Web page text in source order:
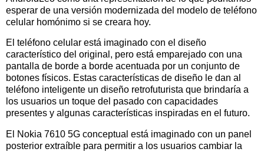
esperar de una versión modernizada del modelo de teléfono
celular homónimo si se creara hoy.
El teléfono celular está imaginado con el diseño
característico del original, pero está emparejado con una
pantalla de borde a borde acentuada por un conjunto de
botones físicos. Estas características de diseño le dan al
teléfono inteligente un diseño retrofuturista que brindaría a
los usuarios un toque del pasado con capacidades
presentes y algunas características inspiradas en el futuro.
El Nokia 7610 5G conceptual está imaginado con un panel
posterior extraíble para permitir a los usuarios cambiar la